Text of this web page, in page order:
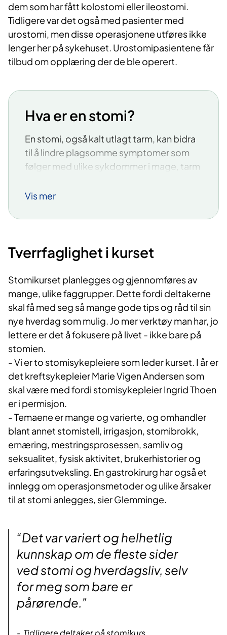
dem som har fått kolostomi eller ileostomi.
Tidligere var det også med pasienter med
urostomi, men disse operasjonene utføres ikke
lenger her på sykehuset. Urostomipasientene får
tilbud om opplæring der de ble operert.
Hva er en stomi?
En stomi, også kalt utlagt tarm, kan bidra
til å lindre plagsomme symptomer som
følger med ulike sykdommer i mage, tarm
sykdomsårsaken helt.
over 24 000 mennesker som til enhver tid
lever med stomi. Det er rundt 2000 nye
stomiopererte hvert år, av disse cirka 200
i Østfold.
Ulike typer stomi
En stomi kan bli anlagt ulike steder på
tarmen, og har navn etter den tarmenden
som er lagt ut:
Utlagt tykktarm (kolostomi) leder
ut fast formet avføring. En
tykktarmsstomi er som oftest
permanent, men noen ganger er den
midlertidig.
Utlagt tynntarm (ileostomi) og fra
den vil det komme løs til grøtet
avføring. En tynntarmsstomi kan
være permanent, men oftest er den
Urostomi (Brickerdeviasjon).
finnes også stomier som leder ut urin.
Disse er laget av en tynntarmsbit. En
urostomi er alltid permanent.
Kilde:Stomi (utlagt tarm) - Helsenorge
Vis mer
Tverrfaglighet i kurset
Stomikurset planlegges og gjennomføres av
mange, ulike faggrupper. Dette fordi deltakerne
skal få med seg så mange gode tips og råd til sin
nye hverdag som mulig. Jo mer verktøy man har, jo
lettere er det å fokusere på livet - ikke bare på
stomien.
- Vi er to stomisykepleiere som leder kurset. I år er
det kreftsykepleier Marie Vigen Andersen som
skal være med fordi stomisykepleier Ingrid Thoen
er i permisjon.
- Temaene er mange og varierte, og omhandler
blant annet stomistell, irrigasjon, stomibrokk,
ernæring, mestringsprosessen, samliv og
seksualitet, fysisk aktivitet, brukerhistorier og
erfaringsutveksling. En gastrokirurg har også et
innlegg om operasjonsmetoder og ulike årsaker
til at stomi anlegges, sier Glemminge.
“Det var variert og helhetlig
kunnskap om de fleste sider
ved stomi og hverdagsliv, selv
for meg som bare er
pårørende.”
Tidligere deltaker på stomikurs